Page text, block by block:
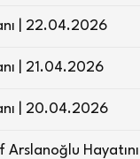
| 22.04.2026
| 21.04.2026
| 20.04.2026
Arslanoğlu